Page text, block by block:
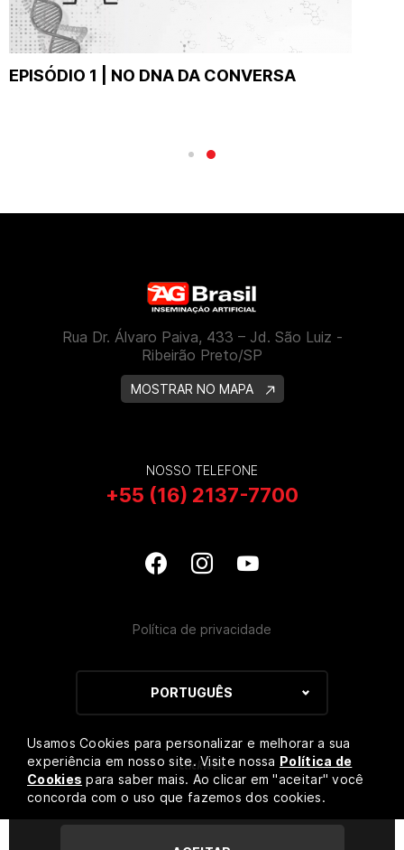
EPISÓDIO 1 | NO DNA DA CONVERSA
Rua Dr. Álvaro Paiva, 433 – Jd. São Luiz -
Ribeirão Preto/SP
MOSTRAR NO MAPA
NOSSO TELEFONE
+55 (16) 2137-7700
Política de privacidade
PORTUGUÊS
Usamos Cookies para personalizar e melhorar a sua
experiência em nosso site. Visite nossa Política de
Cookies para saber mais. Ao clicar em "aceitar" você
concorda com o uso que fazemos dos cookies.